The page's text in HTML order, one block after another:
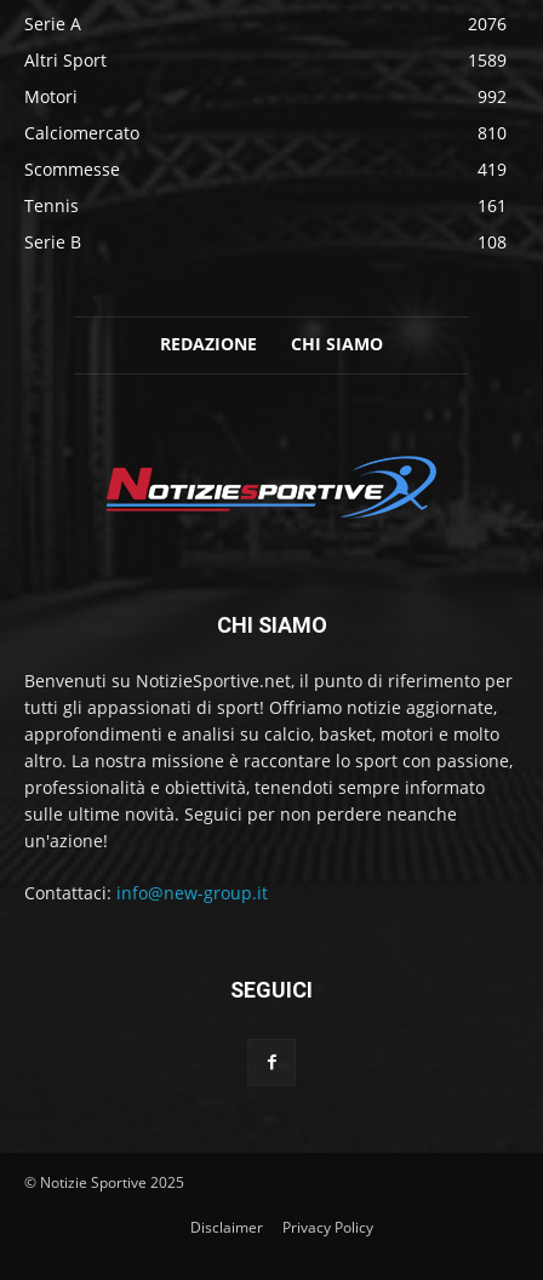
Serie A
2076
Altri Sport
1589
Motori
992
Calciomercato
810
Scommesse
419
Tennis
161
Serie B
108
REDAZIONE CHI SIAMO
CHI SIAMO
Benvenuti su NotizieSportive.net, il punto di riferimento per
tutti gli appassionati di sport! Offriamo notizie aggiornate,
approfondimenti e analisi su calcio, basket, motori e molto
altro. La nostra missione è raccontare lo sport con passione,
professionalità e obiettività, tenendoti sempre informato
sulle ultime novità. Seguici per non perdere neanche
un'azione!
Contattaci: info@new-group.it
SEGUICI
© Notizie Sportive 2025
Disclaimer Privacy Policy